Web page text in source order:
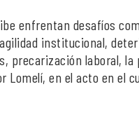
enfrentan desafíos
institucional,
precarización laboral,
Lomelí, en el acto en el